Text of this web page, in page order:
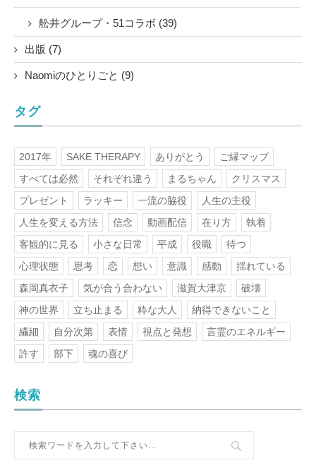
舩井グループ・51コラボ (39)
出版 (7)
Naomiのひとりごと (9)
タグ
2017年 SAKE THERAPY ありがとう
ご縁マップ
すべては必然
それぞれ違う まるちゃん
クリスマス
プレゼント
ラッキー 一流の脇役
人生の主役
人生を変える方法
信念 動画配信 在り方
執着
客観的に見る
小さな日常 平成 役職
待つ
心理状態
思考 恋 想い 意識 感動
揺れている
森岡真衣子
気が合う合わない 滋賀大津京
破壊
神の世界
立ち止まる 粋な大人
納得できないこと
繊細
自分次第 表情 視点と発想
言霊のエネルギー
許す
部下 魂の喜び
検索